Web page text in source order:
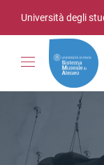
Università degli